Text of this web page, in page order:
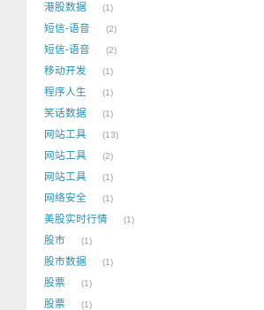
港股数据 1
短信-语音 2
短信-语音 2
移动开发 1
程序人生 1
笑话数据 1
网站工具 13
网站工具 2
网站工具 1
网络安全 1
美股实时行情 1
股市 1
股市数据 1
股票 1
股票 1